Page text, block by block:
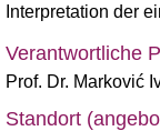
Interpretation der
Verantwortliche
Prof. Dr. Marković
Standort